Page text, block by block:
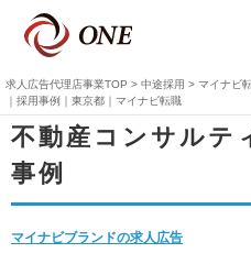
不動産コンサルティング営業｜採用事例｜東京
求人広告代理店事業TOP > 中途採用 > マイナビ
｜採用事例｜東京都｜マイナビ転職
不動産コンサルテ
事例
マイナビブランドの求人広告